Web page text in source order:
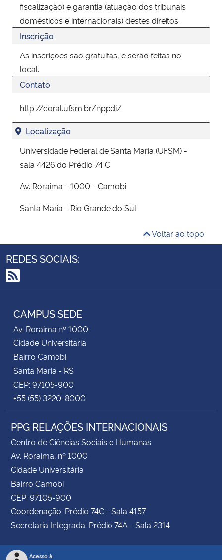
fiscalização) e garantia (atuação dos tribunais
domésticos e internacionais) destes direitos.
Inscrição
As inscrições são gratuitas, e serão feitas no
local.
Contato
http://coral.ufsm.br/nppdi/
Localização
Universidade Federal de Santa Maria (UFSM) -
sala 4426 do Prédio 74 C
Av. Roraima - 1000 - Camobi
Santa Maria - Rio Grande do Sul
Voltar ao topo
REDES SOCIAIS:
RSS
CAMPUS SEDE
Av. Roraima nº 1000
Cidade Universitária
Bairro Camobi
Santa Maria - RS
CEP: 97105-900
+55 (55) 3220-8000
PPG RELAÇÕES INTERNACIONAIS
Centro de Ciências Sociais e Humanas
Av. Roraima, nº 1000
Cidade Universitária
Bairro Camobi
CEP: 97105-900
Coordenação: Prédio 74C - Sala 4157
Secretaria Integrada: Prédio 74A - Sala 2314
Acesso à